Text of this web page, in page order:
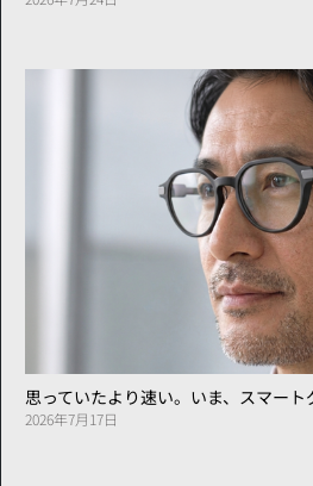
思っていたより速い。いま、スマー
2026年7月17日